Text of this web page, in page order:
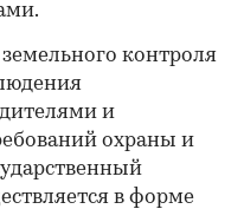
земельного контроля
и
охраны и
в форме